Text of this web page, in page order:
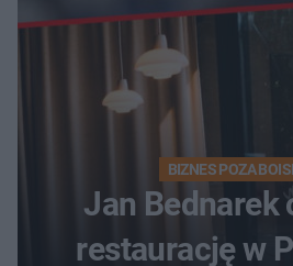
BIZNES POZA
Jan Bednarek
restaurację w